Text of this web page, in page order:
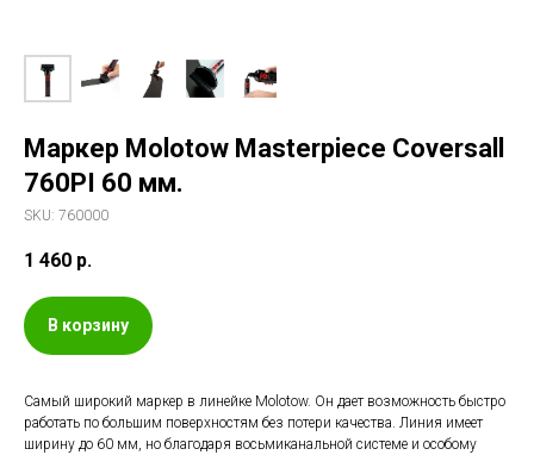
Маркер Molotow Masterpiece Coversall
760PI 60 мм.
SKU: 760000
1 460 р.
В корзину
Самый широкий маркер в линейке Molotow. Он дает возможность быстро
работать по большим поверхностям без потери качества. Линия имеет
ширину до 60 мм, но благодаря восьмиканальной системе и особому